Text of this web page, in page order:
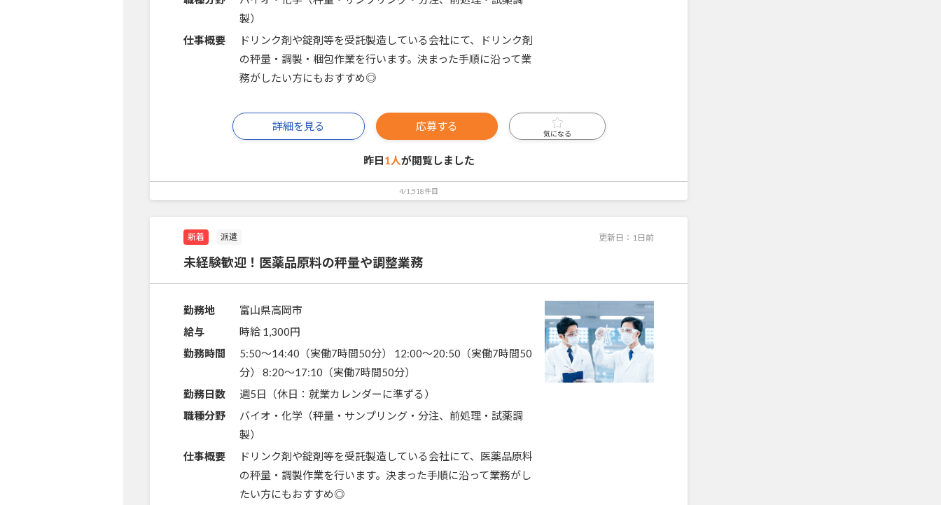
製）
仕事概要
ドリンク剤や錠剤等を受託製造している会社にて、ドリンク剤
の秤量・調製・梱包作業を行います。決まった手順に沿って業
務がしたい方にもおすすめ◎
詳細を見る 応募する
気になる
昨日1人が閲覧しました
4/1,518件目
新着 派遣 更新日： 1日前
未経験歓迎！医薬品原料の秤量や調整業務
勤務地
富山県高岡市
給与
時給 1,300円
勤務時間
5:50～14:40（実働7時間50分） 12:00～20:50（実働7時間50
分） 8:20～17:10（実働7時間50分）
勤務日数
週5日（休日：就業カレンダーに準ずる）
職種分野
バイオ・化学（秤量・サンプリング・分注、前処理・試薬調
製）
仕事概要
ドリンク剤や錠剤等を受託製造している会社にて、医薬品原料
の秤量・調製作業を行います。決まった手順に沿って業務がし
たい方にもおすすめ◎